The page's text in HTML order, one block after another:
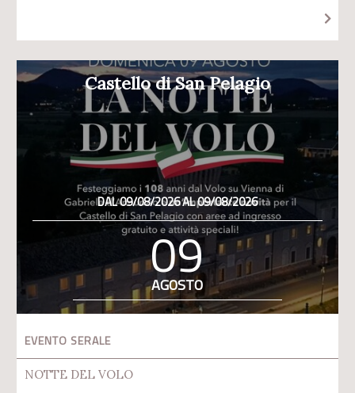
Castello di San Pelagio
DAL 09/08/2026 AL 09/08/2026
09
AGOSTO
EVENTO SERALE
NOTTE DEL VOLO